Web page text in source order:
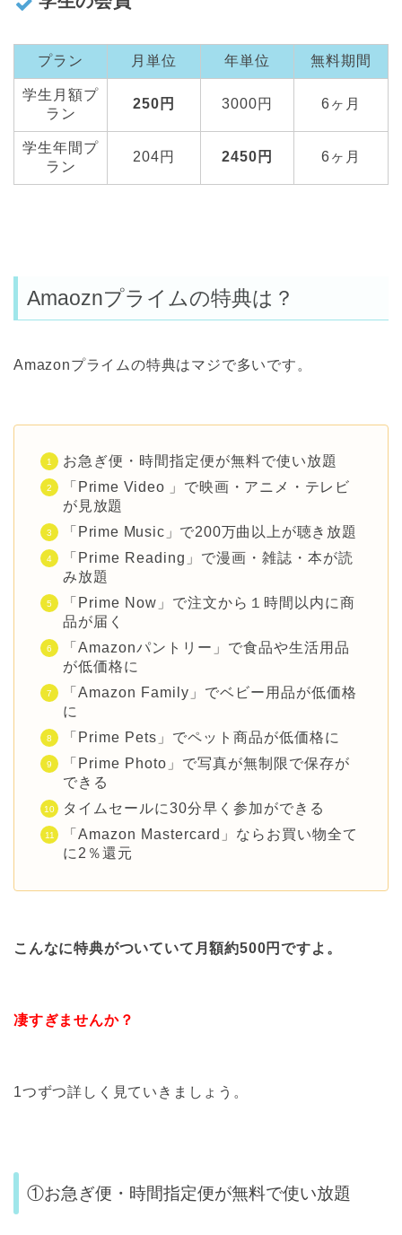
プラン 月単位 年単位 無料期間
学生月額プ
ラン
250円 3000円 6ヶ月
学生年間プ
ラン
204円 2450円 6ヶ月
Amaoznプライムの特典は？
Amazonプライムの特典はマジで多いです。
お急ぎ便・時間指定便が無料で使い放題
「Prime Video 」で映画・アニメ・テレビ
が見放題
「Prime Music」で200万曲以上が聴き放題
「Prime Reading」で漫画・雑誌・本が読
み放題
「Prime Now」で注文から１時間以内に商
品が届く
「Amazonパントリー」で食品や生活用品
が低価格に
「Amazon Family」でベビー用品が低価格
に
「Prime Pets」でペット商品が低価格に
「Prime Photo」で写真が無制限で保存が
できる
タイムセールに30分早く参加ができる
「Amazon Mastercard」ならお買い物全て
に2％還元
こんなに特典がついていて月額約500円ですよ。
凄すぎませんか？
1つずつ詳しく見ていきましょう。
①お急ぎ便・時間指定便が無料で使い放題